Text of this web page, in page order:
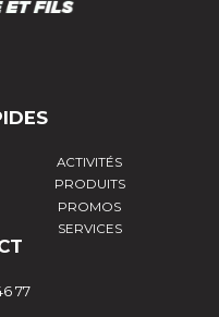
ACTIVITÉS
PRODUITS
PROMOS
SERVICES
77